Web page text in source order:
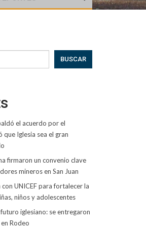
BUSCAR
el acuerdo por el
Iglesia sea el gran
firmaron un convenio clave
mineros en San Juan
UNICEF para fortalecer la
niños y adolescentes
iglesiano: se entregaron
Rodeo